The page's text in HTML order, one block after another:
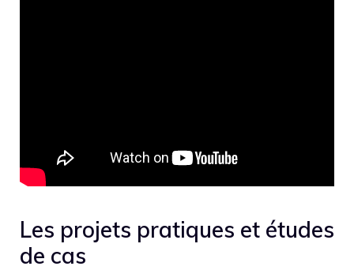
Les projets pratiques et études
de cas